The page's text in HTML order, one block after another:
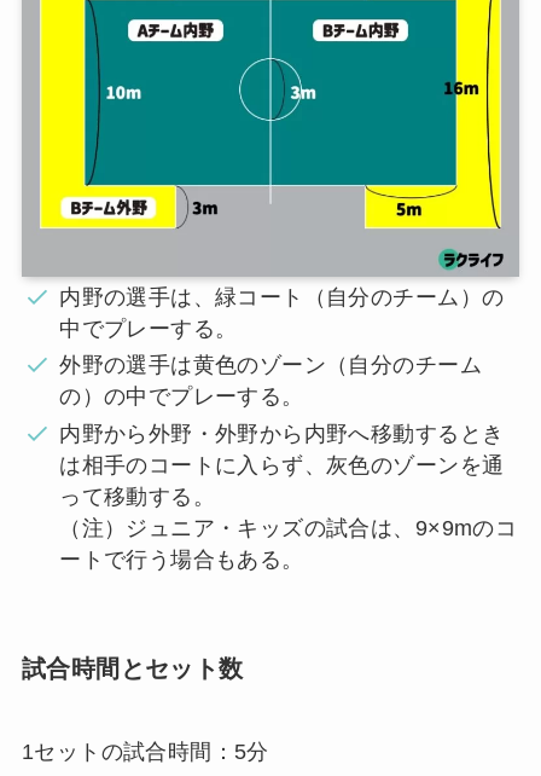
内野の選手は、緑コート（自分のチーム）の
中でプレーする。
外野の選手は黄色のゾーン（自分のチーム
の）の中でプレーする。
内野から外野・外野から内野へ移動するとき
は相手のコートに入らず、灰色のゾーンを通
って移動する。
（注）ジュニア・キッズの試合は、9×9mのコ
ートで行う場合もある。
試合時間とセット数
1セットの試合時間：5分